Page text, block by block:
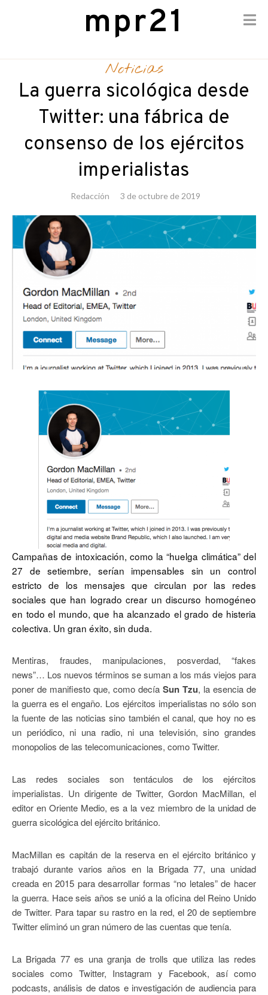
content
mpr21
Noticias
La guerra sicológica desde
Twitter: una fábrica de
consenso de los ejércitos
imperialistas
Redacción 3 de octubre de 2019
Campañas de intoxicación, como la “huelga climática” del
27 de setiembre, serían impensables sin un control
estricto de los mensajes que circulan por las redes
sociales que han logrado crear un discurso homogéneo
en todo el mundo, que ha alcanzado el grado de histeria
colectiva. Un gran éxito, sin duda.
Mentiras, fraudes, manipulaciones, posverdad, “fakes
news”… Los nuevos términos se suman a los más viejos para
poner de manifiesto que, como decía Sun Tzu, la esencia de
la guerra es el engaño. Los ejércitos imperialistas no sólo son
la fuente de las noticias sino también el canal, que hoy no es
un periódico, ni una radio, ni una televisión, sino grandes
monopolios de las telecomunicaciones, como Twitter.
Las redes sociales son tentáculos de los ejércitos
imperialistas. Un dirigente de Twitter, Gordon MacMillan, el
editor en Oriente Medio, es a la vez miembro de la unidad de
guerra sicológica del ejército británico.
MacMillan es capitán de la reserva en el ejército británico y
trabajó durante varios años en la Brigada 77, una unidad
creada en 2015 para desarrollar formas “no letales” de hacer
la guerra. Hace seis años se unió a la oficina del Reino Unido
de Twitter. Para tapar su rastro en la red, el 20 de septiembre
Twitter eliminó un gran número de las cuentas que tenía.
La Brigada 77 es una granja de trolls que utiliza las redes
sociales como Twitter, Instagram y Facebook, así como
podcasts, análisis de datos e investigación de audiencia para